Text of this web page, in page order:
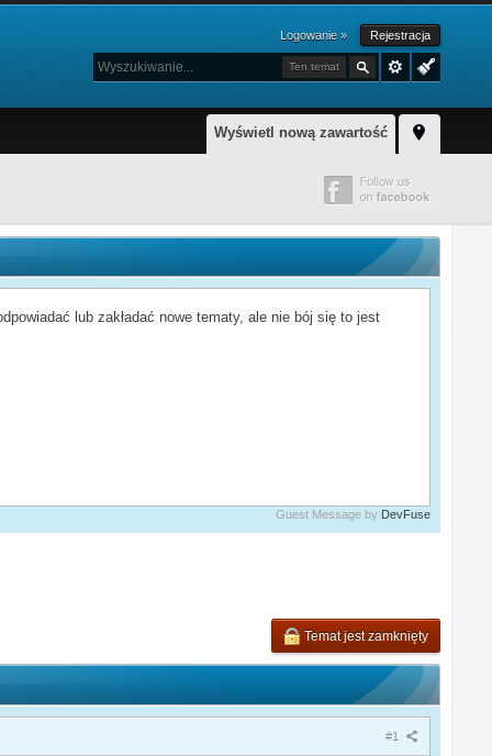
Logowanie » Rejestracja
Ten temat
Wyświetl nową zawartość
lub zakładać nowe tematy, ale nie bój się to jest
Guest Message by DevFuse
Temat jest zamknięty
#1